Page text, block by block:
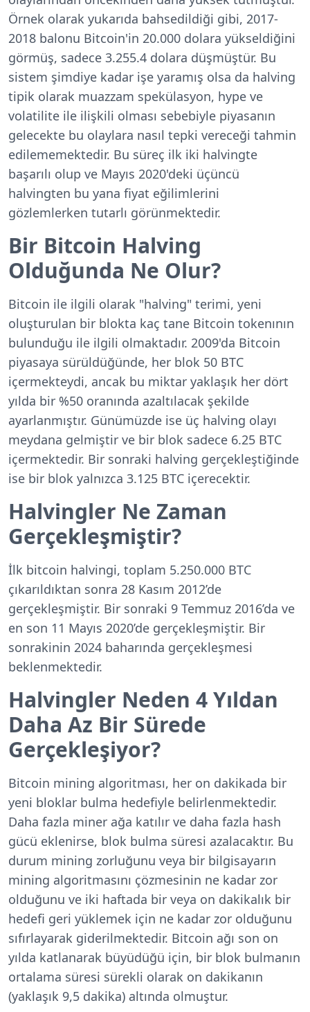
Örnek olarak yukarıda bahsedildiği gibi, 2017-
2018 balonu Bitcoin'in 20.000 dolara yükseldiğini
görmüş, sadece 3.255.4 dolara düşmüştür. Bu
sistem şimdiye kadar işe yaramış olsa da halving
tipik olarak muazzam spekülasyon, hype ve
volatilite ile ilişkili olması sebebiyle piyasanın
gelecekte bu olaylara nasıl tepki vereceği tahmin
edilememektedir. Bu süreç ilk iki halvingte
başarılı olup ve Mayıs 2020'deki üçüncü
halvingten bu yana fiyat eğilimlerini
gözlemlerken tutarlı görünmektedir.
Bir Bitcoin Halving
Olduğunda Ne Olur?
Bitcoin ile ilgili olarak "halving" terimi, yeni
oluşturulan bir blokta kaç tane Bitcoin tokenının
bulunduğu ile ilgili olmaktadır. 2009'da Bitcoin
piyasaya sürüldüğünde, her blok 50 BTC
içermekteydi, ancak bu miktar yaklaşık her dört
yılda bir %50 oranında azaltılacak şekilde
ayarlanmıştır. Günümüzde ise üç halving olayı
meydana gelmiştir ve bir blok sadece 6.25 BTC
içermektedir. Bir sonraki halving gerçekleştiğinde
ise bir blok yalnızca 3.125 BTC içerecektir.
Halvingler Ne Zaman
Gerçekleşmiştir?
İlk bitcoin halvingi, toplam 5.250.000 BTC
çıkarıldıktan sonra 28 Kasım 2012’de
gerçekleşmiştir. Bir sonraki 9 Temmuz 2016’da ve
en son 11 Mayıs 2020’de gerçekleşmiştir. Bir
sonrakinin 2024 baharında gerçekleşmesi
beklenmektedir.
Halvingler Neden 4 Yıldan
Daha Az Bir Sürede
Gerçekleşiyor?
Bitcoin mining algoritması, her on dakikada bir
yeni bloklar bulma hedefiyle belirlenmektedir.
Daha fazla miner ağa katılır ve daha fazla hash
gücü eklenirse, blok bulma süresi azalacaktır. Bu
durum mining zorluğunu veya bir bilgisayarın
mining algoritmasını çözmesinin ne kadar zor
olduğunu ve iki haftada bir veya on dakikalık bir
hedefi geri yüklemek için ne kadar zor olduğunu
sıfırlayarak giderilmektedir. Bitcoin ağı son on
yılda katlanarak büyüdüğü için, bir blok bulmanın
ortalama süresi sürekli olarak on dakikanın
(yaklaşık 9,5 dakika) altında olmuştur.